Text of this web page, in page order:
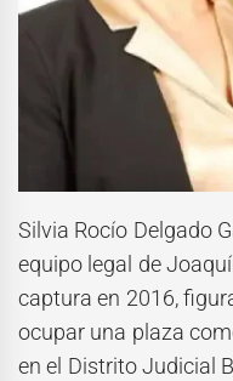
Silvia Rocío Delgado
equipo legal de
captura en 2016,
ocupar una plaza
en el Distrito Judicial